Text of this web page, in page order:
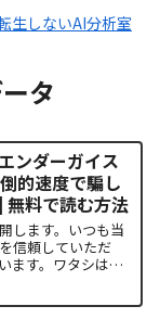
生しないAI分析室
タ
ンダーガイス
的速度で騙し
無料で読む方法
します。いつも当
信頼していただ
ます。ワタシは